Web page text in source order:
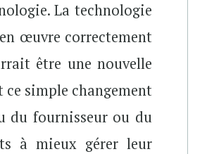
La technologie
œuvre correctement
être une nouvelle
simple changement
du fournisseur ou du
à mieux gérer leur